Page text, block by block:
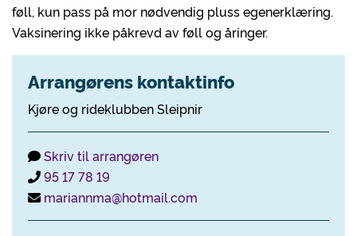
føll, kun pass på mor nødvendig pluss egenerklæring.
Vaksinering ikke påkrevd av føll og åringer.
Arrangørens kontaktinfo
Kjøre og rideklubben Sleipnir
Skriv til arrangøren
95 17 78 19
mariannma@hotmail.com